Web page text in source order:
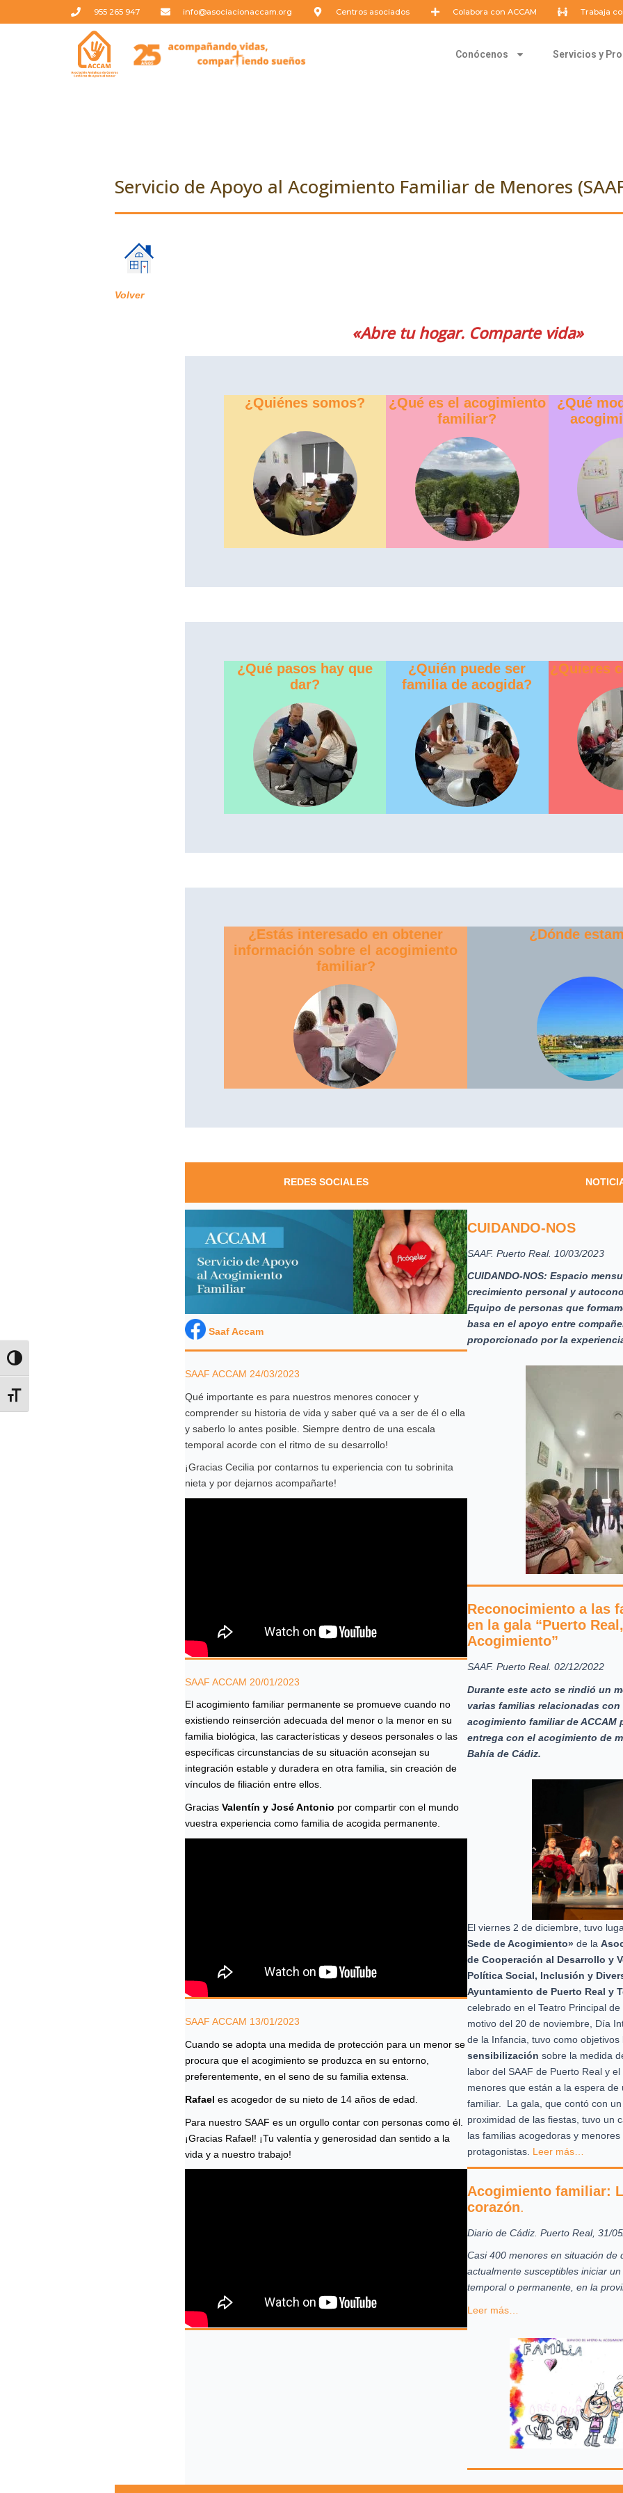
Alternar alto contraste
Alternar tamaño de letra
al
955 265 947 info@asociacionaccam.org Centros asociados Colabora con ACCAM Trabaja
Conócenos Servicios y
Servicio de Apoyo al Acogimiento Familiar de Menores
Volver
«Abre tu hogar. Comparte vida»
¿Quiénes somos?
¿Qué es el acogimiento
familiar?
¿Qué
¿Qué pasos hay que
dar?
¿Quién puede ser
familia de acogida?
¿Quieres
¿Estás interesado en obtener
información sobre el acogimiento
familiar?
¿Dónde
REDES SOCIALES
Saaf Accam
SAAF ACCAM 24/03/2023
Qué importante es para nuestros menores conocer y
comprender su historia de vida y saber qué va a ser de él o ella
y saberlo lo antes posible. Siempre dentro de una escala
temporal acorde con el ritmo de su desarrollo!
¡Gracias Cecilia por contarnos tu experiencia con tu sobrinita
nieta y por dejarnos acompañarte!
SAAF ACCAM 20/01/2023
El acogimiento familiar permanente se promueve cuando no
existiendo reinserción adecuada del menor o la menor en su
familia biológica, las características y deseos personales o las
específicas circunstancias de su situación aconsejan su
integración estable y duradera en otra familia, sin creación de
vínculos de filiación entre ellos.
Gracias Valentín y José Antonio por compartir con el mundo
vuestra experiencia como familia de acogida permanente.
SAAF ACCAM 13/01/2023
Cuando se adopta una medida de protección para un menor se
procura que el acogimiento se produzca en su entorno,
preferentemente, en el seno de su familia extensa.
Rafael es acogedor de su nieto de 14 años de edad.
Para nuestro SAAF es un orgullo contar con personas como él.
¡Gracias Rafael! ¡Tu valentía y generosidad dan sentido a la
vida y a nuestro trabajo!
CUIDANDO-NOS
SAAF. Puerto Real. 10/03/2023
CUIDANDO-NOS: Espacio
crecimiento personal y
Equipo de personas que
basa en el apoyo entre
proporcionado por la
Reconocimiento a las
en la gala “Puerto
Acogimiento”
SAAF. Puerto Real. 02/12/2022
Durante este acto se rindió un
varias familias relacionadas
acogimiento familiar de ACCAM
entrega con el acogimiento de
Bahía de Cádiz.
El viernes 2 de diciembre, tuvo
Sede de Acogimiento» de la
de Cooperación al Desarrollo y
Política Social, Inclusión y
Ayuntamiento de Puerto Real y
celebrado en el Teatro Principal
motivo del 20 de noviembre, Día
de la Infancia, tuvo como
sensibilización sobre la medida
labor del SAAF de Puerto Real y
menores que están a la espera
familiar. La gala, que contó con
proximidad de las fiestas, tuvo un
las familias acogedoras y
protagonistas. Leer más…
Acogimiento familiar:
corazón.
Diario de Cádiz. Puerto Real, 31/
Casi 400 menores en situación de
actualmente susceptibles iniciar
temporal o permanente, en la
Leer más…